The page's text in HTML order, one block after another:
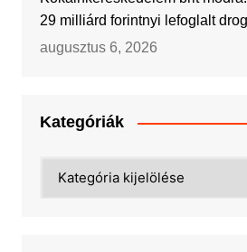
29 milliárd forintnyi lefoglalt
augusztus 6, 2026
Kategóriák